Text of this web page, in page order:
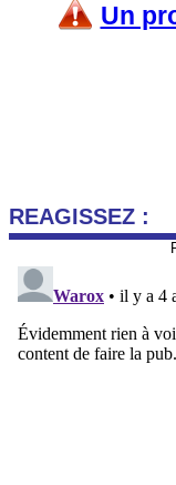
Un
REAGISSEZ :